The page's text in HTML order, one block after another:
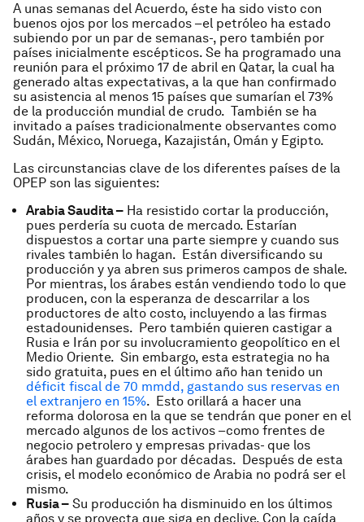
A unas semanas del Acuerdo, éste ha sido visto con
buenos ojos por los mercados –el petróleo ha estado
subiendo por un par de semanas-, pero también por
países inicialmente escépticos. Se ha programado una
reunión para el próximo 17 de abril en Qatar, la cual ha
generado altas expectativas, a la que han confirmado
su asistencia al menos 15 países que sumarían el 73%
de la producción mundial de crudo. También se ha
invitado a países tradicionalmente observantes como
Sudán, México, Noruega, Kazajistán, Omán y Egipto.
Las circunstancias clave de los diferentes países de la
OPEP son las siguientes:
Arabia Saudita – Ha resistido cortar la producción,
pues perdería su cuota de mercado. Estarían
dispuestos a cortar una parte siempre y cuando sus
rivales también lo hagan. Están diversificando su
producción y ya abren sus primeros campos de shale.
Por mientras, los árabes están vendiendo todo lo que
producen, con la esperanza de descarrilar a los
productores de alto costo, incluyendo a las firmas
estadounidenses. Pero también quieren castigar a
Rusia e Irán por su involucramiento geopolítico en el
Medio Oriente. Sin embargo, esta estrategia no ha
sido gratuita, pues en el último año han tenido un
déficit fiscal de 70 mmdd, gastando sus reservas en
el extranjero en 15%. Esto orillará a hacer una
reforma dolorosa en la que se tendrán que poner en el
mercado algunos de los activos –como frentes de
negocio petrolero y empresas privadas- que los
árabes han guardado por décadas. Después de esta
crisis, el modelo económico de Arabia no podrá ser el
mismo.
Rusia – Su producción ha disminuido en los últimos
años y se proyecta que siga en declive. Con la caída